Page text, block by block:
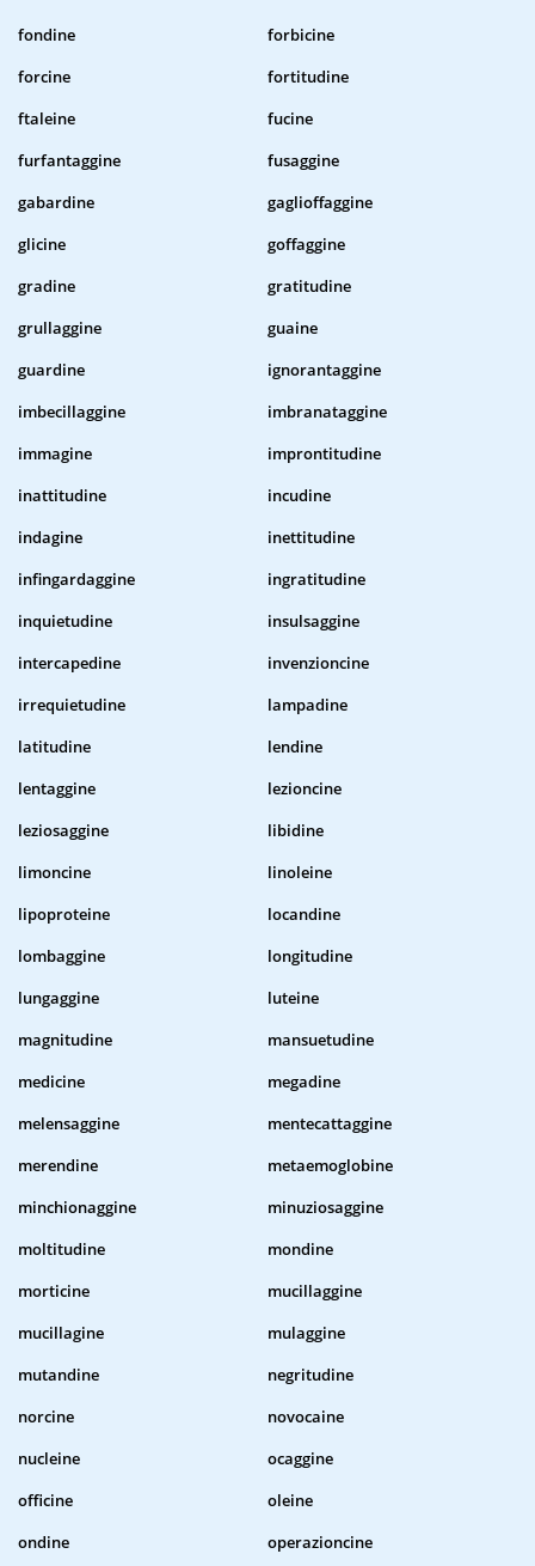
fondine
forbicine
forcine
fortitudine
ftaleine
fucine
furfantaggine
fusaggine
gabardine
gaglioffaggine
glicine
goffaggine
gradine
gratitudine
grullaggine
guaine
guardine
ignorantaggine
imbecillaggine
imbranataggine
immagine
improntitudine
inattitudine
incudine
indagine
inettitudine
infingardaggine
ingratitudine
inquietudine
insulsaggine
intercapedine
invenzioncine
irrequietudine
lampadine
latitudine
lendine
lentaggine
lezioncine
leziosaggine
libidine
limoncine
linoleine
lipoproteine
locandine
lombaggine
longitudine
lungaggine
luteine
magnitudine
mansuetudine
medicine
megadine
melensaggine
mentecattaggine
merendine
metaemoglobine
minchionaggine
minuziosaggine
moltitudine
mondine
morticine
mucillaggine
mucillagine
mulaggine
mutandine
negritudine
norcine
novocaine
nucleine
ocaggine
officine
oleine
ondine
operazioncine